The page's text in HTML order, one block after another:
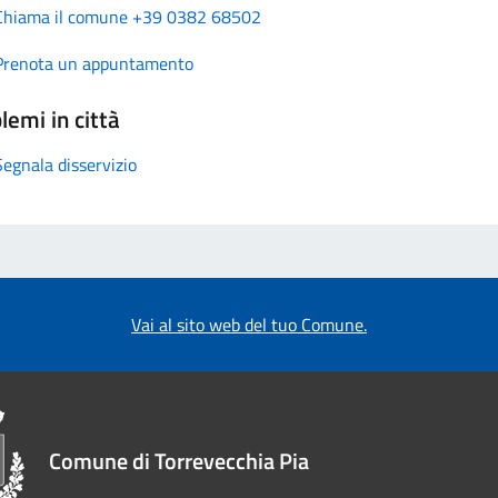
il comune +39 0382 68502
un appuntamento
in città
disservizio
Vai al sito web del tuo Comune.
Comune di Torrevecchia Pia